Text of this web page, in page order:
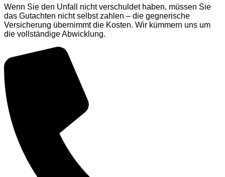
Wenn Sie den Unfall nicht verschuldet haben, müssen Sie
das Gutachten nicht selbst zahlen – die gegnerische
Versicherung übernimmt die Kosten. Wir kümmern uns um
die vollständige Abwicklung.